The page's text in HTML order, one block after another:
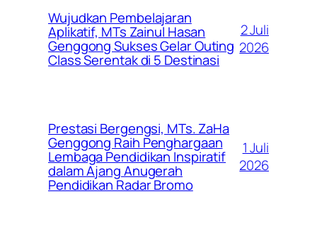
Wujudkan Pembelajaran
Aplikatif, MTs Zainul Hasan
Genggong Sukses Gelar Outing
Class Serentak di 5 Destinasi
2 Juli
2026
Prestasi Bergengsi, MTs. ZaHa
Genggong Raih Penghargaan
Lembaga Pendidikan Inspiratif
dalam Ajang Anugerah
Pendidikan Radar Bromo
1 Juli
2026